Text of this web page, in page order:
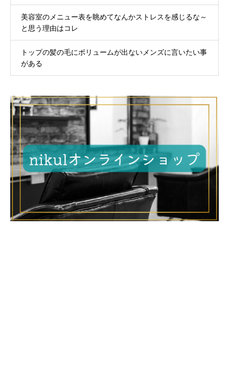
美容室のメニュー表を眺めてなんかストレスを感じるな～
と思う理由はコレ
トップの髪の毛にボリュームが出ないメンズに言いたい事
がある